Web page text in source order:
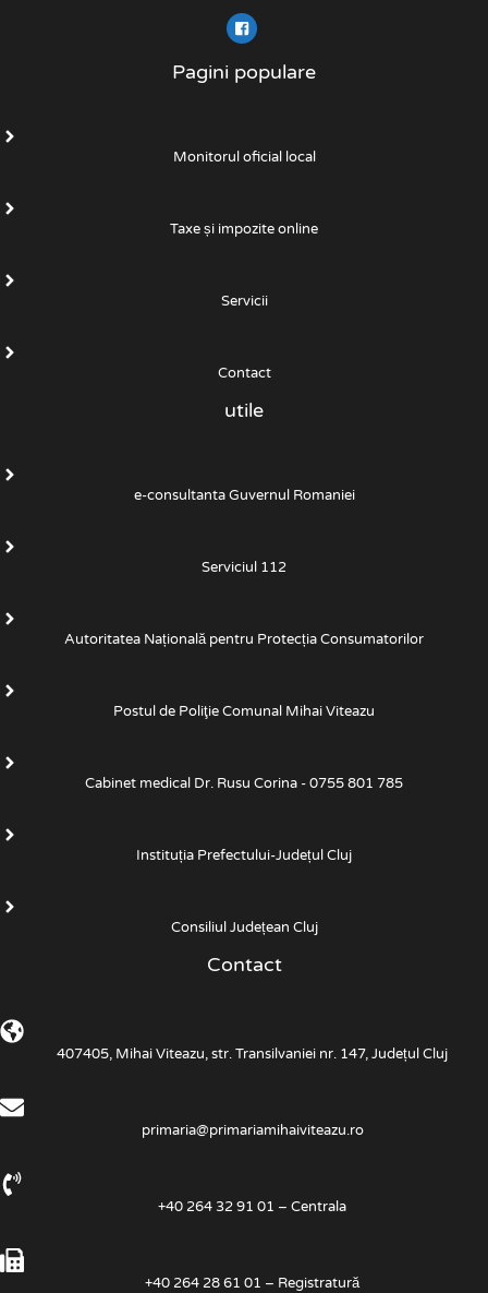
Pagini populare
Monitorul oficial local
Taxe și impozite online
Servicii
Contact
utile
e-consultanta Guvernul Romaniei
Serviciul 112
Autoritatea Națională pentru Protecția Consumatorilor
Postul de Poliţie Comunal Mihai Viteazu
Cabinet medical Dr. Rusu Corina - 0755 801 785
Instituția Prefectului-Județul Cluj
Consiliul Județean Cluj
Contact
407405, Mihai Viteazu, str. Transilvaniei nr. 147, Județul Cluj
primaria@primariamihaiviteazu.ro
+40 264 32 91 01 – Centrala
+40 264 28 61 01 – Registratură